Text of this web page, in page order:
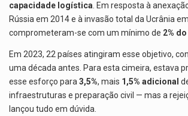
capacidade logística. Em resposta à
Rússia em 2014 e à invasão total da Ucrânia
comprometeram-se com um mínimo de 2%
Em 2023, 22 países atingiram esse objetivo,
uma década antes. Para esta cimeira, estava
esse esforço para 3,5%, mais 1,5% adicional
infraestruturas e preparação civil — mas a
lançou tudo em dúvida.